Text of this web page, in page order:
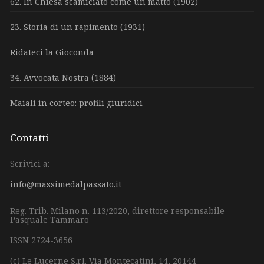
23. Storia di un rapimento (1931)
Ridateci la Gioconda
34. Avvocata Nostra (1884)
Maiali in corteo: profili giuridici
Contatti
Scrivici a:
info@massimedalpassato.it
Reg. Trib. Milano n. 113/2020, direttore responsabile
Pasquale Tammaro
ISSN 2724-3656
(c) Le Lucerne S.r.l. Via Montecatini, 14, 20144 –